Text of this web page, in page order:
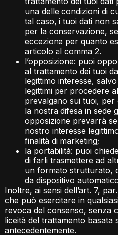
una delle condizioni di
tal caso, i tuoi dati non
per la conservazione,
eccezione per quanto
articolo al comma 2.
l’opposizione: puoi
al trattamento dei tuoi
legittimo interesse,
legittimi per procedere
prevalgano sui tuoi, per
la nostra difesa in sede
opposizione prevarrà
nostro interesse
finalità di marketing;
la portabilità: puoi
di farli trasmettere ad
un formato strutturato,
da dispositivo
Inoltre, ai sensi dell’art. 7,
che può esercitare in
revoca del consenso, senza
liceità del trattamento basata
antecedentemente.